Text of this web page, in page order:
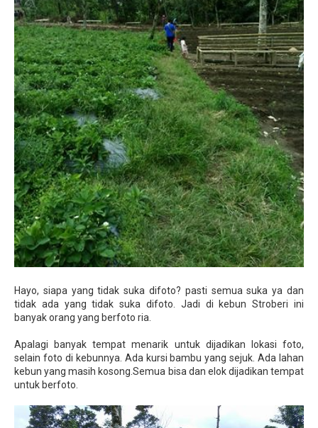
Hayo, siapa yang tidak suka difoto? pasti semua suka ya dan
tidak ada yang tidak suka difoto. Jadi di kebun Stroberi ini
banyak orang yang berfoto ria.
Apalagi banyak tempat menarik untuk dijadikan lokasi foto,
selain foto di kebunnya. Ada kursi bambu yang sejuk. Ada lahan
kebun yang masih kosong.Semua bisa dan elok dijadikan tempat
untuk berfoto.